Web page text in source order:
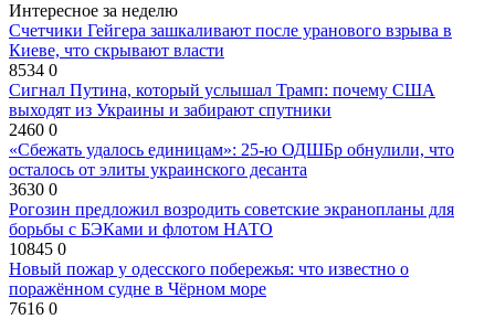
Интересное за неделю
Счетчики Гейгера зашкаливают после уранового взрыва в
Киеве, что скрывают власти
8534 0
Сигнал Путина, который услышал Трамп: почему США
выходят из Украины и забирают спутники
2460 0
«Сбежать удалось единицам»: 25-ю ОДШБр обнулили, что
осталось от элиты украинского десанта
3630 0
Рогозин предложил возродить советские экранопланы для
борьбы с БЭКами и флотом НАТО
10845 0
Новый пожар у одесского побережья: что известно о
поражённом судне в Чёрном море
7616 0